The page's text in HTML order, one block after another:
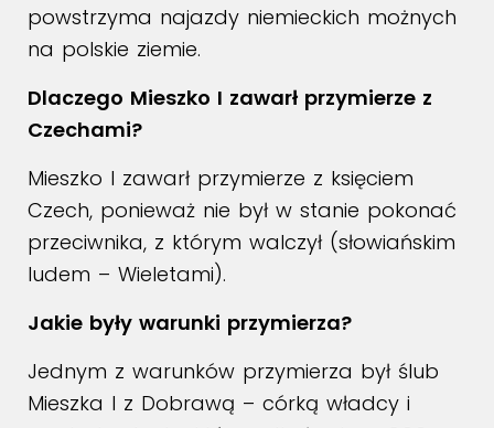
powstrzyma najazdy niemieckich możnych
na polskie ziemie.
Dlaczego Mieszko I zawarł przymierze z
Czechami?
Mieszko I zawarł przymierze z księciem
Czech, ponieważ nie był w stanie pokonać
przeciwnika, z którym walczył (słowiańskim
ludem – Wieletami).
Jakie były warunki przymierza?
Jednym z warunków przymierza był ślub
Mieszka I z Dobrawą – córką władcy i